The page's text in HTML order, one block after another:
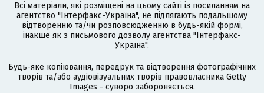
Всі матеріали, які розміщені на цьому сайті із посиланням на
агентство "Інтерфакс-Україна", не підлягають подальшому
відтворенню та/чи розповсюдженню в будь-якій формі,
інакше як з письмового дозволу агентства "Інтерфакс-
Україна".
Будь-яке копіювання, передрук та відтворення фотографічних
творів та/або аудіовізуальних творів правовласника Getty
Images - суворо забороняється.